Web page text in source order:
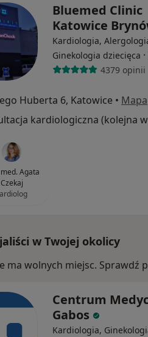
Bluemed Clinic
Katowice
Kardiologia,
Ginekologia dziecięca ·
4379 opinii
Huberta 6, Katowice • Mapa
Agata
Czekaj
w Twojej okolicy
ma wolnych miejsc. Sprawdź
Centrum
Gabos
Kardiologia,